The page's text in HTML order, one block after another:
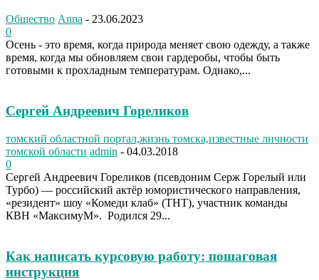
Общество Anna - 23.06.2023
0
Осень - это время, когда природа меняет свою одежду, а также
время, когда мы обновляем свои гардеробы, чтобы быть
готовыми к прохладным температурам. Однако,...
Сергей Андреевич Гореликов
томский областной портал,жизнь томска,известные личности
томской области admin - 04.03.2018
0
Сергей Андреевич Гореликов (псевдоним Серж Горелый или
Турбо) — российский актёр юмористического направления,
«резидент» шоу «Комеди клаб» (ТНТ), участник команды
КВН «МаксимуМ». Родился 29...
Как написать курсовую работу: пошаговая
инструкция